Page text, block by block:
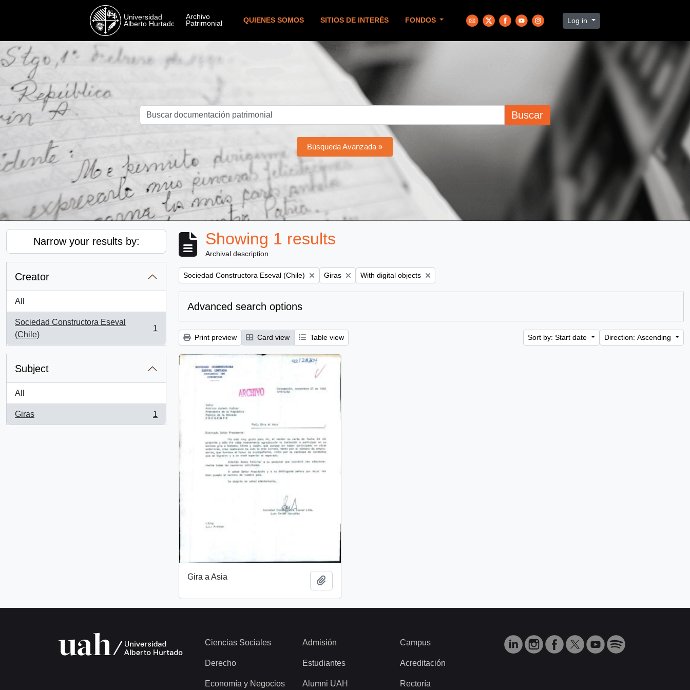
QUIENES SOMOS SITIOS DE INTERÉS FONDOS Log in
Buscar
Búsqueda Avanzada »
Narrow your results by:
Creator
All
Sociedad Constructora Eseval
(Chile)
, 1 results
1
Subject
All
Giras
, 1 results
1
Showing 1 results
Archival description
Remove filter:
Sociedad Constructora Eseval (Chile) Remove filter:
Giras Remove filter:
With digital objects
Advanced search options
Print preview Card view Table view Sort by: Start date Direction: Ascending
Gira a Asia
Ciencias Sociales
Derecho
Economía y Negocios
Admisión
Estudiantes
Alumni UAH
Campus
Acreditación
Rectoría